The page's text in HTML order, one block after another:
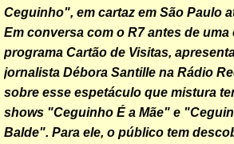
Ceguinho", em cartaz em São Paulo
Em conversa com o R7 antes de uma
programa Cartão de Visitas,
jornalista Débora Santille na Rádio
sobre esse espetáculo que mistura
shows "Ceguinho É a Mãe" e
Balde". Para ele, o público tem